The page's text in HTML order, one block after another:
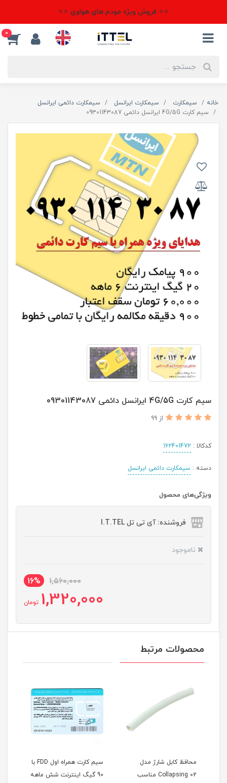
⭐⭐ فروش ویژه مودم های هواوی ⭐⭐
0
خانه سیمکارت سیمکارت ایرانسل
سیمکارت دائمی ایرانسل
سیم کارت 4G/5G ایرانسل دائمی 09301143087
سیم کارت 4G/5G ایرانسل دائمی 09301143087
از 99
کدکالا : 162401472
دسته : سیمکارت دائمی ایرانسل
ویژگی‌های محصول
فروشنده: آی تی تل I.T.TEL
ناموجود
1,560,000
16%
1,320,000 تومان
محصولات مرتبط
محافظ کابل شارژ مدل
Collapsing 02 مناسب
سیم کارت همراه اول FDD با
90 گیگ اینترنت شش ماهه